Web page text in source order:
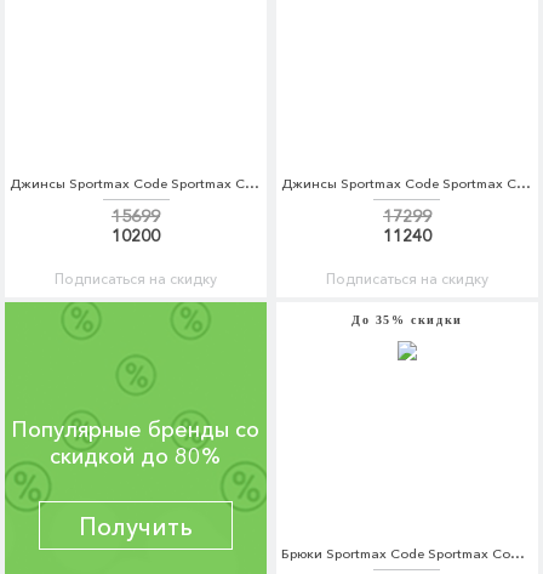
Джинсы Sportmax Code Sportmax Code SP027EWORF76
15699
10200
Подписаться на скидку
Джинсы Sportmax Code Sportmax Code SP027EWORF78
17299
11240
Подписаться на скидку
Популярные бренды со
скидкой до 80%
Получить
До 35% скидки
Брюки Sportmax Code Sportmax Code SP027EWORC82